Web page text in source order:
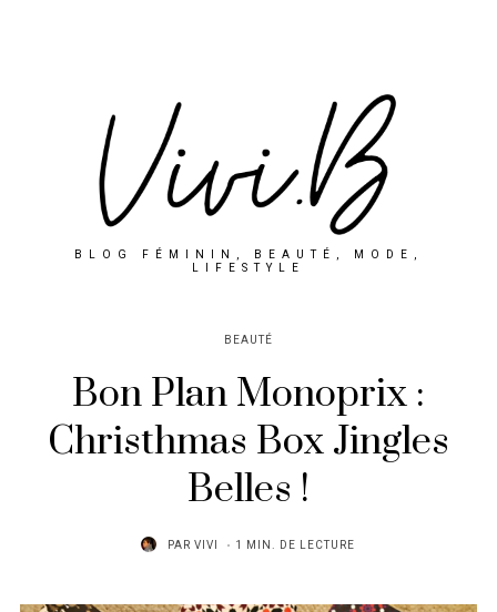
BLOG FÉMININ, BEAUTÉ, MODE,
LIFESTYLE
BEAUTÉ
Bon Plan Monoprix :
Christhmas Box Jingles
Belles !
PAR VIVI 1 MIN. DE LECTURE